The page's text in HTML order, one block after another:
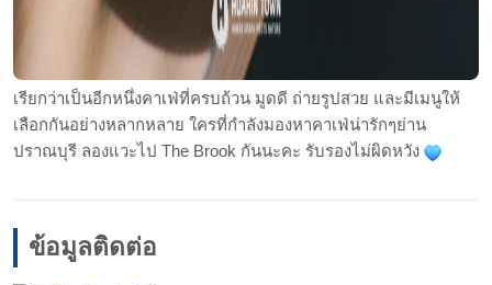
เรียกว่าเป็นอีกหนึ่งคาเฟ่ที่ครบถ้วน มูดดี ถ่ายรูปสวย และมีเมนูให้
เลือกกันอย่างหลากหลาย ใครที่กำลังมองหาคาเฟ่น่ารักๆย่าน
ปราณบุรี ลองแวะไป The Brook กันนะคะ รับรองไม่ผิดหวัง
ข้อมูลติดต่อ